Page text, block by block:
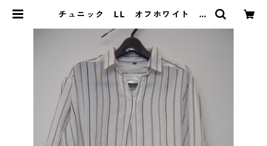
チュニック LL オフホワイト ス
RODUCE